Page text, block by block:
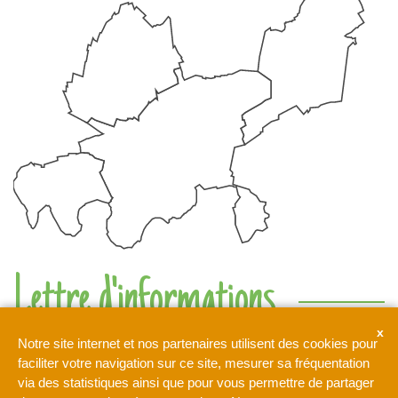
Notre site internet et nos partenaires utilisent des cookies pour
faciliter votre navigation sur ce site, mesurer sa fréquentation
via des statistiques ainsi que pour vous permettre de partager
Lettre d'informations
de la Brie